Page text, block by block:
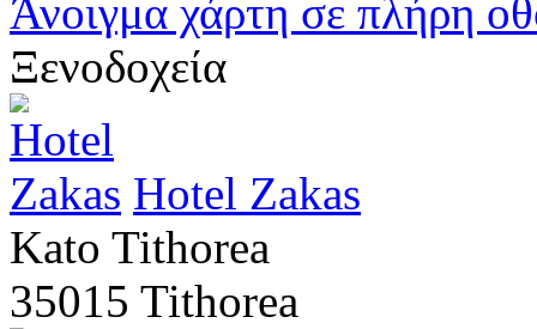
Άνοιγμα χάρτη σε πλήρη
Ξενοδοχεία
Hotel Zakas
Kato Tithorea
35015 Tithorea